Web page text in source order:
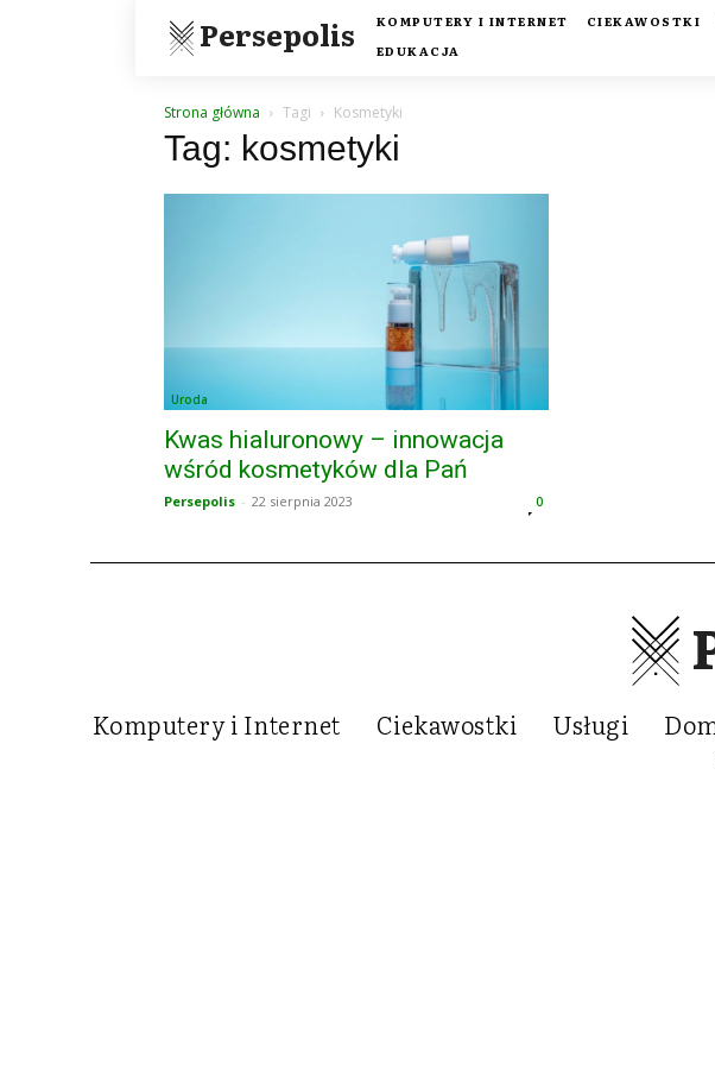
Persepolis KOMPUTERY I INTERNET CIEKAWOSTKI
EDUKACJA
Strona główna Tagi Kosmetyki
Tag: kosmetyki
Uroda
Kwas hialuronowy – innowacja
wśród kosmetyków dla Pań
Persepolis - 22 sierpnia 2023 0
Komputery i Internet Ciekawostki Usługi